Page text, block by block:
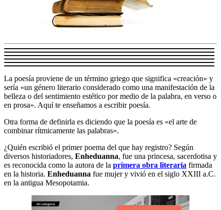
La poesía proviene de un término griego que significa «creación» y
sería «un género literario considerado como una manifestación de la
belleza o del sentimiento estético por medio de la palabra, en verso o
en prosa». Aquí te enseñamos a escribir poesía.
Otra forma de definirla es diciendo que la poesía es «el arte de
combinar rítmicamente las palabras».
¿Quién escribió el primer poema del que hay registro? Según
diversos historiadores, Enheduanna, fue una princesa, sacerdotisa y
es reconocida como la autora de la primera obra literaria firmada
en la historia. Enheduanna fue mujer y vivió en el siglo XXIII a.C.
en la antigua Mesopotamia.